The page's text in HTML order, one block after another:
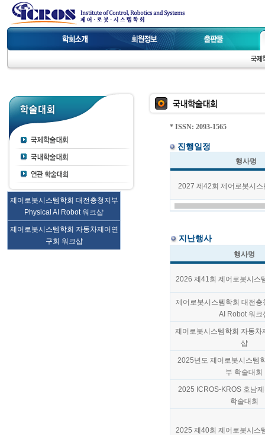
제어로봇시스템학회 대전충청지부
Physical AI Robot 워크샵
제어로봇시스템학회 자동차제어연
구회 워크샵
* ISSN: 2093-1565
진행일정
행사명
2027 제42회 제어로봇시스
지난행사
행사명
2026 제41회 제어로봇시스
제어로봇시스템학회 대전
AI Robot 워크
제어로봇시스템학회 자동차
샵
2025년도 제어로봇시스템
부 학술대회
2025 ICROS-KROS 호남
학술대회
2025 제40회 제어로봇시스